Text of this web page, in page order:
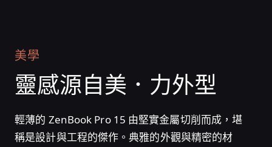
美學
靈感源自美．力外型
輕薄的 ZenBook Pro 15 由堅實金屬切削而成，堪
稱是設計與工程的傑作。典雅的外觀與精密的材